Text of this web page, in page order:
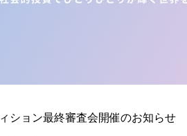
ション最終審査会開催のお知らせ